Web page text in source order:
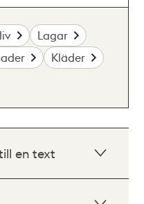
Lagar
Kläder
en text